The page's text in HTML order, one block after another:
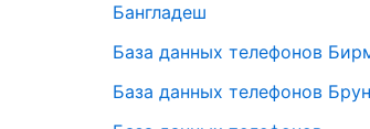
Бангладеш
База данных телефонов
База данных телефонов